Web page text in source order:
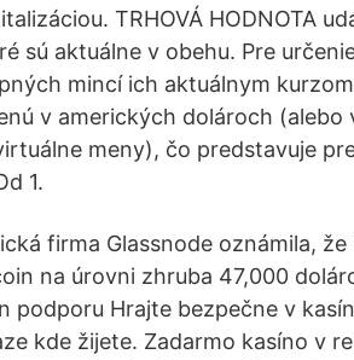
TRHOVÁ HODNOTA
sú aktuálne v obehu. Pre
mincí ich aktuálnym
v amerických dolároch (alebo
meny), čo predstavuje
1.
firma Glassnode oznámila,
na úrovni zhruba 47,000
podporu Hrajte bezpečne v
kde žijete. Zadarmo kasíno v